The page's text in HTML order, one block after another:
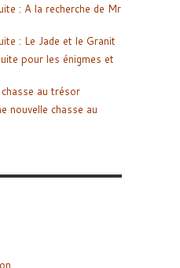
: A la recherche de Mr
: Le Jade et le Granit
pour les énigmes et
au trésor
nouvelle chasse au